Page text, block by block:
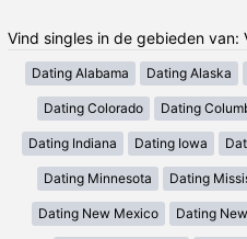
Vind singles in de gebieden van:
Dating Alabama Dating Alaska
Dating Colorado Dating
Dating Indiana Dating Iowa
Dating Minnesota Dating
Dating New Mexico Dating